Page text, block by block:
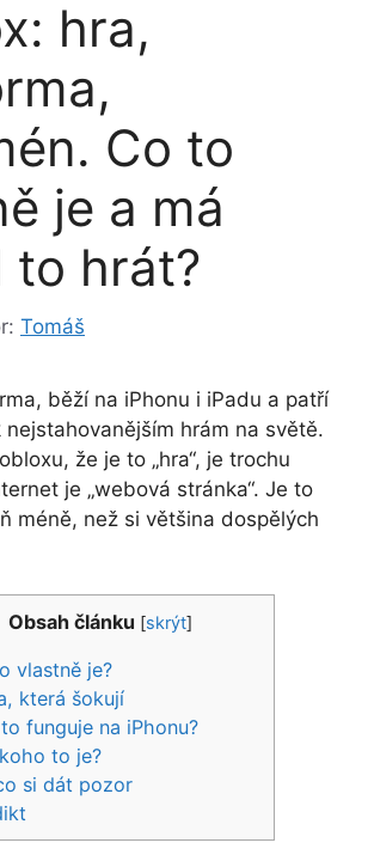
hra,
Co to
je a má
to hrát?
Tomáš
běží na iPhonu i iPadu a patří
hrám na světě.
že je to „hra“, je trochu
je „webová stránka“. Je to
méně, než si většina dospělých
Obsah článku [skrýt]
vlastně je?
která šokují
funguje na iPhonu?
to je?
si dát pozor